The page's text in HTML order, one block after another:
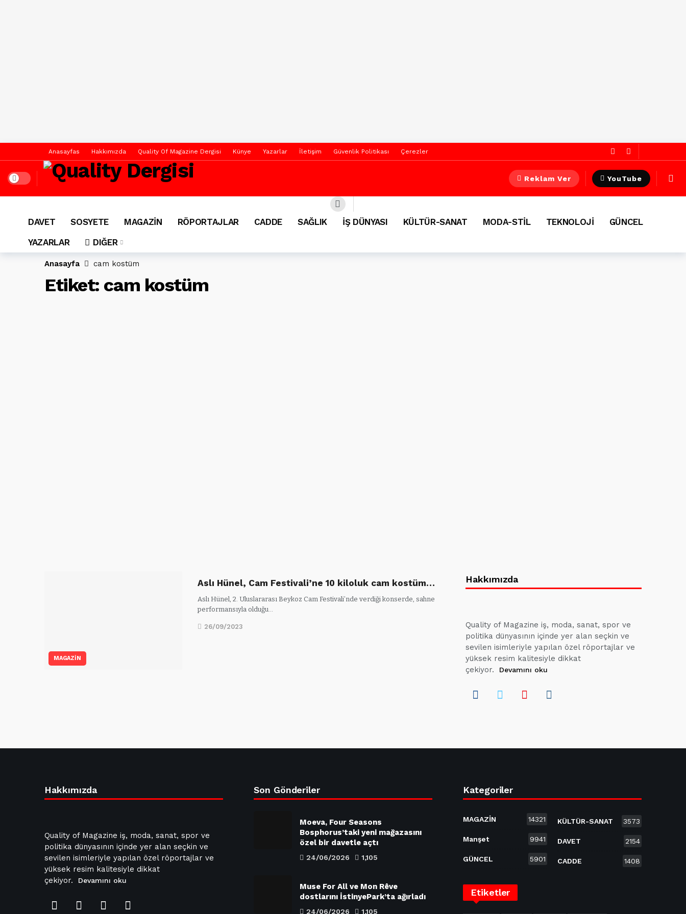
Anasayfas Hakkımızda Quality Of Magazine Dergisi Künye Yazarlar İletişim Güvenlik Politikası Çerezler
Dark mode Reklam Ver YouTube
DAVET SOSYETE MAGAZİN RÖPORTAJLAR CADDE SAĞLIK İŞ DÜNYASI KÜLTÜR-SANAT MODA-STİL TEKNOLOJİ
GÜNCEL
YAZARLAR
DIĞER
Anasayfa cam kostüm
Etiket: cam kostüm
MAGAZİN
Aslı Hünel, Cam Festivali’ne 10 kiloluk cam kostüm…
Aslı Hünel, 2. Uluslararası Beykoz Cam Festivali’nde verdiği konserde, sahne
performansıyla olduğu…
26/09/2023
Hakkımızda
Quality of Magazine iş, moda, sanat, spor ve
politika dünyasının içinde yer alan seçkin ve
sevilen isimleriyle yapılan özel röportajlar ve
yüksek resim kalitesiyle dikkat
çekiyor.
Devamını oku
Hakkımızda
Quality of Magazine iş, moda, sanat, spor ve
politika dünyasının içinde yer alan seçkin ve
sevilen isimleriyle yapılan özel röportajlar ve
yüksek resim kalitesiyle dikkat
çekiyor.
Devamını oku
Son Gönderiler
Moeva, Four Seasons
Bosphorus’taki yeni mağazasını
özel bir davetle açtı
24/06/2026 1,105
Muse For All ve Mon Rêve
dostlarını İstinyePark’ta ağırladı
24/06/2026 1,105
Kategoriler
MAGAZİN 14321
Manşet 9941
GÜNCEL 5901
KÜLTÜR-SANAT 3573
DAVET 2154
CADDE 1408
Etiketler